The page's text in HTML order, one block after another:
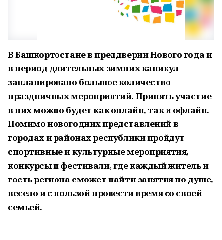
В Башкортостане в преддверии Нового года и
в период длительных зимних каникул
запланировано большое количество
праздничных мероприятий. Принять участие
в них можно будет как онлайн, так и офлайн.
Помимо новогодних представлений в
городах и районах республики пройдут
спортивные и культурные мероприятия,
конкурсы и фестивали, где каждый житель и
гость региона сможет найти занятия по душе,
весело и с пользой провести время со своей
семьей.